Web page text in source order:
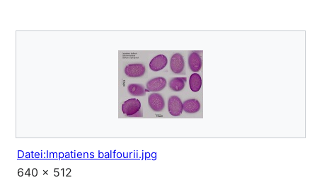
Datei:Impatiens balfourii.jpg
640 × 512